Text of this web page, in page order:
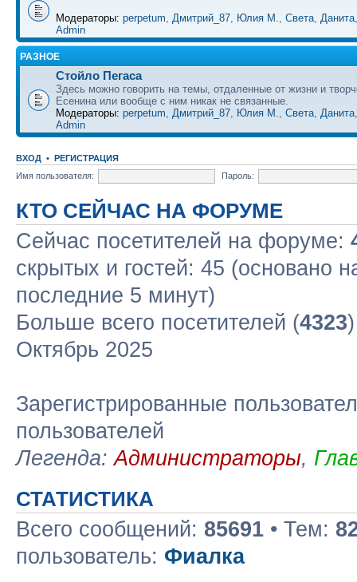
Модераторы: perpetum, Дмитрий_87, Юлия М., Света, Данита
Admin
РАЗНОЕ
Стойло Пегаса
Здесь можно говорить на темы, отдаленные от жизни и
Есенина или вообще с ним никак не связанные.
Модераторы: perpetum, Дмитрий_87, Юлия М., Света, Данита
Admin
ВХОД • РЕГИСТРАЦИЯ
Имя пользователя:
Пароль:
КТО СЕЙЧАС НА ФОРУМЕ
Сейчас посетителей на форуме:
скрытых и гостей: 45 (основано
последние 5 минут)
Больше всего посетителей (4323
Октябрь 2025
Зарегистрированные
пользователей
Легенда:Администраторы,
СТАТИСТИКА
Всего сообщений: 85691 • Тем:
пользователь: Фиалка